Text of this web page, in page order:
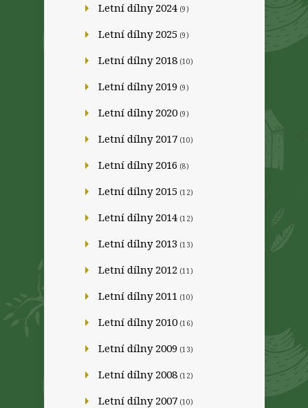
Letní dílny 2024 (9)
Letní dílny 2025 (9)
Letní dílny 2018 (10)
Letní dílny 2019 (9)
Letní dílny 2020 (9)
Letní dílny 2017 (10)
Letní dílny 2016 (8)
Letní dílny 2015 (12)
Letní dílny 2014 (12)
Letní dílny 2013 (13)
Letní dílny 2012 (11)
Letní dílny 2011 (10)
Letní dílny 2010 (16)
Letní dílny 2009 (13)
Letní dílny 2008 (12)
Letní dílny 2007 (10)